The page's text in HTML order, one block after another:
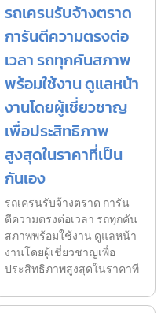
รถเครนรับจ้างตราด
การันตีความตรงต่อ
เวลา รถทุกคันสภาพ
พร้อมใช้งาน ดูแลหน้า
งานโดยผู้เชี่ยวชาญ
เพื่อประสิทธิภาพ
สูงสุดในราคาที่เป็น
กันเอง
รถเครนรับจ้างตราด การัน
ตีความตรงต่อเวลา รถทุกคัน
สภาพพร้อมใช้งาน ดูแลหน้า
งานโดยผู้เชี่ยวชาญเพื่อ
ประสิทธิภาพสูงสุดในราคาที